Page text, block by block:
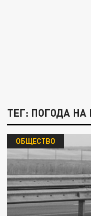
ТЕГ: ПОГОДА
ОБЩЕСТВО